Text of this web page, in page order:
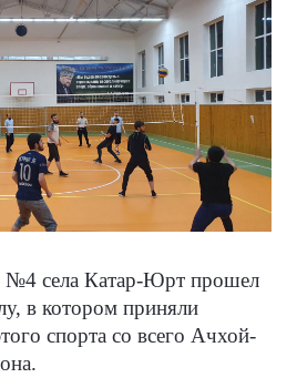
села Катар-Юрт прошел
в котором приняли
спорта со всего Ачхой-